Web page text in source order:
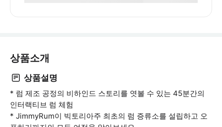
상품소개
상품설명
* 럼 제조 공정의 비하인드 스토리를 엿볼 수 있는 45분간의
인터랙티브 럼 체험
* JimmyRum이 빅토리아주 최초의 럼 증류소를 설립하고 오